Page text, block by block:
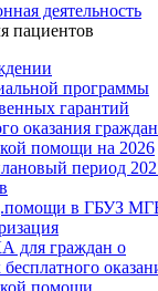
деятельность
пациентов
программы
гарантий
оказания
помощи на 2026
период
в ГБУЗ
граждан о
бесплатного